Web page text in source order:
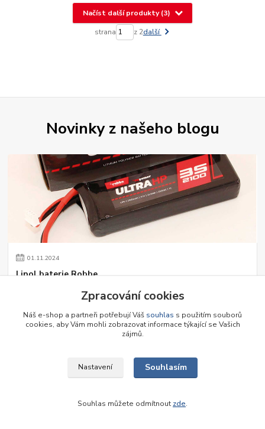
Načíst další produkty (3)
strana z 2další
Novinky z našeho blogu
01.11.2024
Lipol baterie Robbe
S radostí Vám představujeme Li-Pol baterie Robbe, které nově
nabízíme u nás na prodejně. Rozšířili jsme sortiment.
Zpracování cookies
Náš e-shop a partneři potřebují Váš souhlas s použitím souborů
cookies, aby Vám mohli zobrazovat informace týkající se Vašich
zájmů.
Nastavení Souhlasím
Souhlas můžete odmítnout zde.